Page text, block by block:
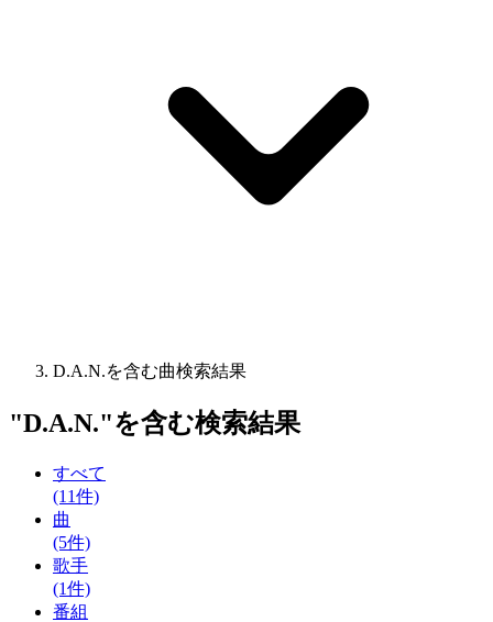
D.A.N.を含む曲検索結果
"D.A.N."を含む検索結果
すべて
(11件)
曲
(5件)
歌手
(1件)
番組